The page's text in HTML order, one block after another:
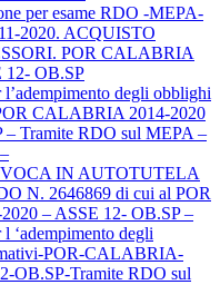
per esame RDO -MEPA-
2020. ACQUISTO
POR CALABRIA
12- OB.SP
degli obblighi
CALABRIA 2014-2020
– Tramite RDO sul MEPA –
IN AUTOTUTELA
N. 2646869 di cui al POR
– ASSE 12- OB.SP –
‘adempimento degli
POR-CALABRIA-
OB.SP-Tramite RDO sul